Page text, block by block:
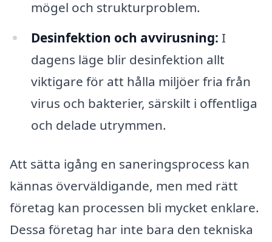
mögel och strukturproblem.
Desinfektion och avvirusning: I
dagens läge blir desinfektion allt
viktigare för att hålla miljöer fria från
virus och bakterier, särskilt i offentliga
och delade utrymmen.
Att sätta igång en saneringsprocess kan
kännas överväldigande, men med rätt
företag kan processen bli mycket enklare.
Dessa företag har inte bara den tekniska